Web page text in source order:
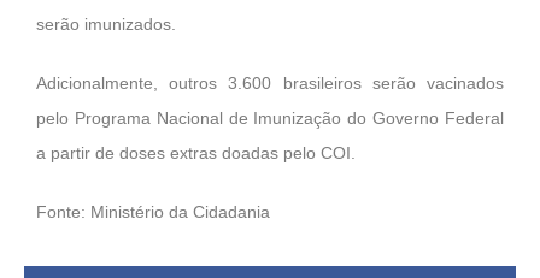
serão imunizados.
Adicionalmente, outros 3.600 brasileiros serão vacinados
pelo Programa Nacional de Imunização do Governo Federal
a partir de doses extras doadas pelo COI.
Fonte: Ministério da Cidadania